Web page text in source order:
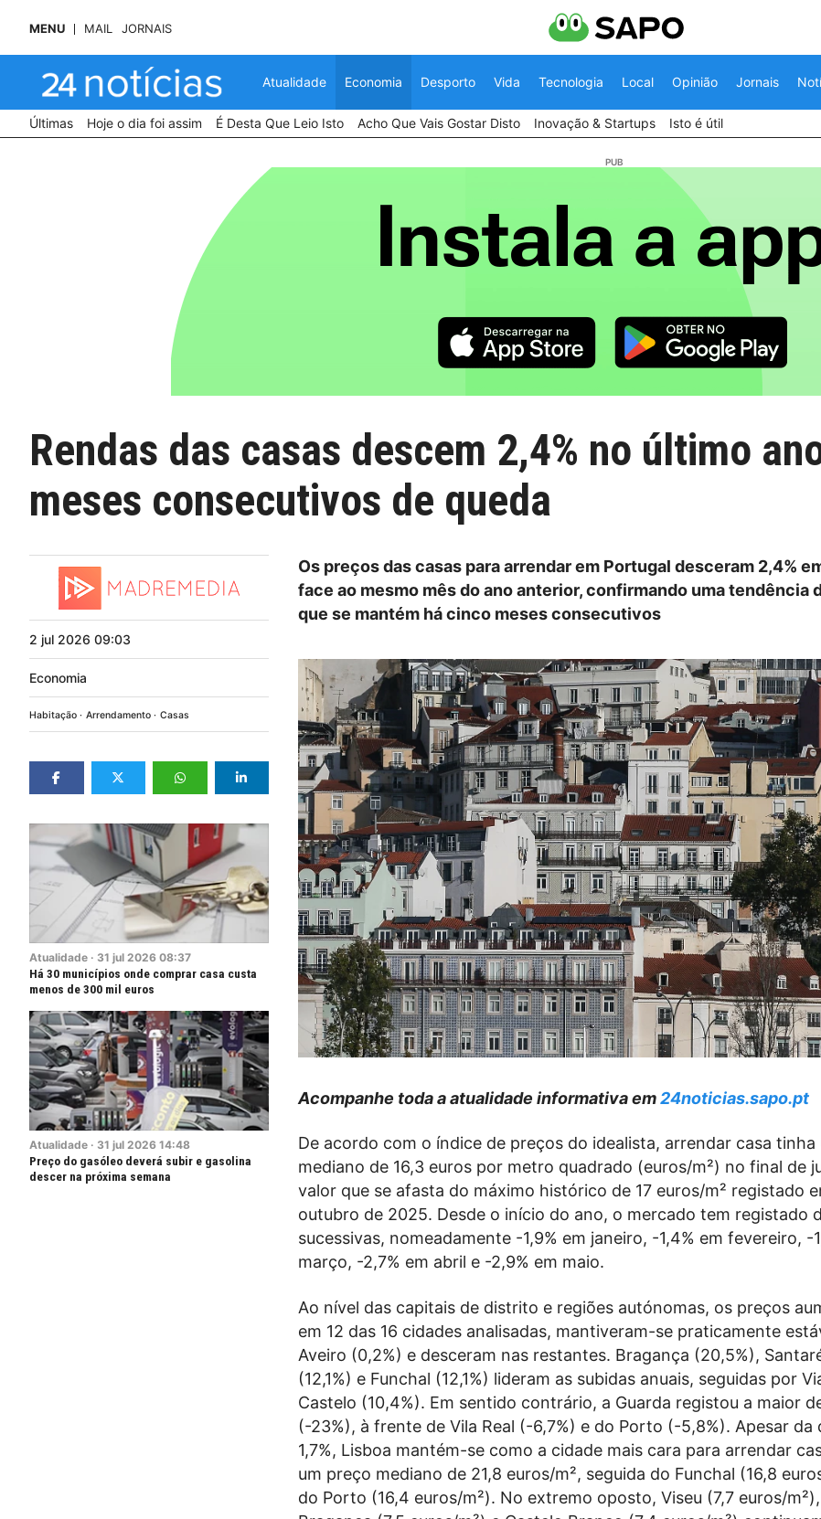
MENU MAIL JORNAIS
Atualidade Economia Desporto Vida Tecnologia Local Opinião Jornais
Últimas Hoje o dia foi assim É Desta Que Leio Isto Acho Que Vais Gostar Disto Inovação & Startups Isto é útil
Rendas das casas descem 2,4% no último
meses consecutivos de queda
2 jul 2026 09:03
Economia
Habitação Arrendamento Casas
Atualidade · 31 jul 2026 08:37
Há 30 municípios onde comprar casa custa
menos de 300 mil euros
Atualidade · 31 jul 2026 14:48
Preço do gasóleo deverá subir e gasolina
descer na próxima semana
Os preços das casas para arrendar em Portugal desceram 2,4%
face ao mesmo mês do ano anterior, confirmando uma tendência
que se mantém há cinco meses consecutivos
Acompanhe toda a atualidade informativa em24noticias.sapo.pt
De acordo com o índice de preços do idealista, arrendar casa tinha
mediano de 16,3 euros por metro quadrado (euros/m²) no final de
valor que se afasta do máximo histórico de 17 euros/m² registado
outubro de 2025. Desde o início do ano, o mercado tem registado
sucessivas, nomeadamente -1,9% em janeiro, -1,4% em fevereiro, -
março, -2,7% em abril e -2,9% em maio.
Ao nível das capitais de distrito e regiões autónomas, os preços
em 12 das 16 cidades analisadas, mantiveram-se praticamente
Aveiro (0,2%) e desceram nas restantes. Bragança (20,5%),
(12,1%) e Funchal (12,1%) lideram as subidas anuais, seguidas por
Castelo (10,4%). Em sentido contrário, a Guarda registou a maior
(-23%), à frente de Vila Real (-6,7%) e do Porto (-5,8%). Apesar da
1,7%, Lisboa mantém-se como a cidade mais cara para arrendar
um preço mediano de 21,8 euros/m², seguida do Funchal (16,8
do Porto (16,4 euros/m²). No extremo oposto, Viseu (7,7 euros/m²),